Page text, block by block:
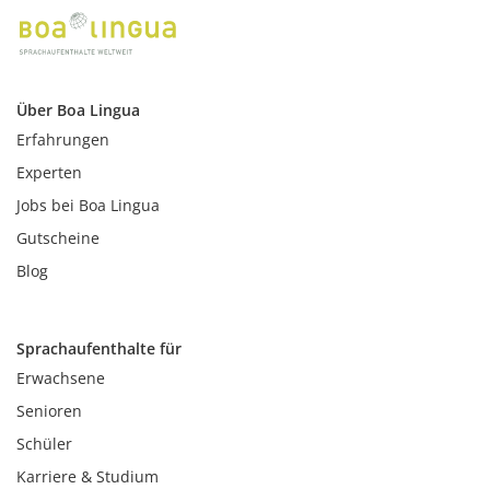
Über Boa Lingua
Erfahrungen
Experten
Jobs bei Boa Lingua
Gutscheine
Blog
Sprachaufenthalte für
Erwachsene
Senioren
Schüler
Karriere & Studium